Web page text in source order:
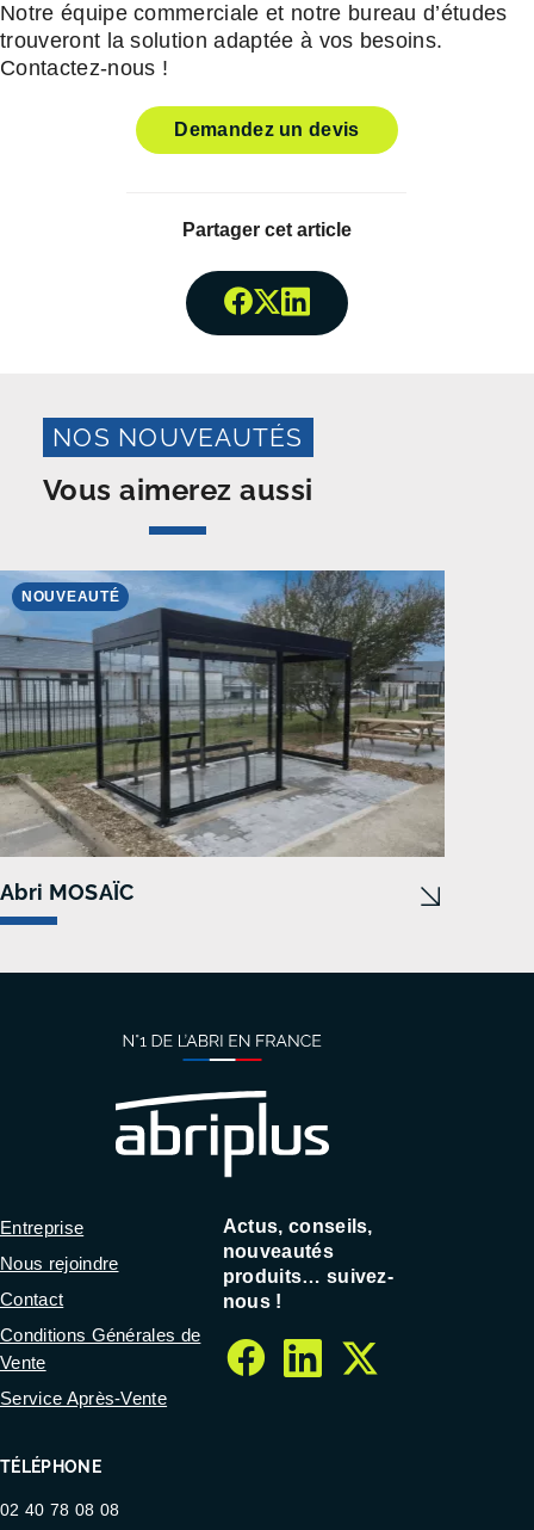
Notre équipe commerciale et notre bureau d’études
trouveront la solution adaptée à vos besoins.
Contactez-nous !
Demandez un devis
Partager cet article
Partager surFacebook
Partager surTwitter
Partager
NOS NOUVEAUTÉS
Vous aimerez aussi
Abri MOSAÏC
NOUVEAUTÉ
TÉLÉPHONE
02 40 78 08 08
Entreprise
Nous rejoindre
Contact
Conditions Générales de
Vente
Service Après-Vente
Actus, conseils,
nouveautés
produits… suivez-
nous !
facebook
linkedin
twitter